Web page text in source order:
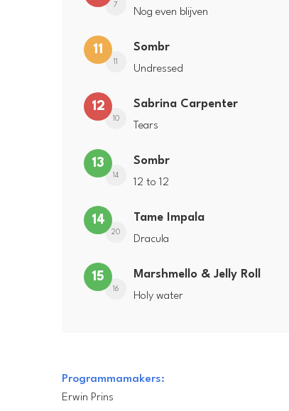
7
Nog even blijven
11
11
Sombr
Undressed
12
10
Sabrina Carpenter
Tears
13
14
Sombr
12 to 12
14
20
Tame Impala
Dracula
15
16
Marshmello & Jelly Roll
Holy water
Programmamakers:
Erwin Prins